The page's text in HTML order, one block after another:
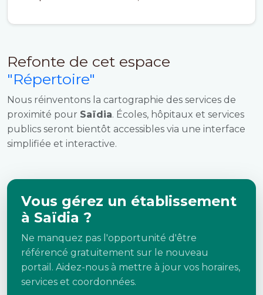
Refonte de cet espace
"Répertoire"
Nous réinventons la cartographie des services de
proximité pour Saïdia. Écoles, hôpitaux et services
publics seront bientôt accessibles via une interface
simplifiée et interactive.
Vous gérez un établissement
à Saïdia ?
Ne manquez pas l'opportunité d'être
référencé gratuitement sur le nouveau
portail. Aidez-nous à mettre à jour vos horaires,
services et coordonnées.